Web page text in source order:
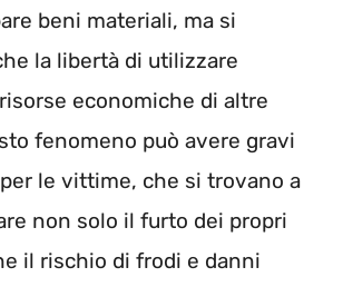
beni materiali, ma si
la libertà di utilizzare
economiche di altre
fenomeno può avere gravi
le vittime, che si trovano a
non solo il furto dei propri
il rischio di frodi e danni